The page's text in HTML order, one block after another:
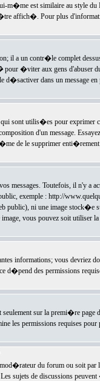
m�me est similaire au style
affich�. Pour plus
il a un contr�le complet
pour �viter aux gens d'abuser
dans un message en
sont utilis�es pour exprimer
d'un message.
de le supprimer
messages. Toutefois, il n'y a
exemple : http://
public), ni une image stock�e
vous pouvez soit
informations; vous devriez
des permissions
seulement sur la premi�re
les permissions requises pour
du forum ou soit par
sujets de discussions